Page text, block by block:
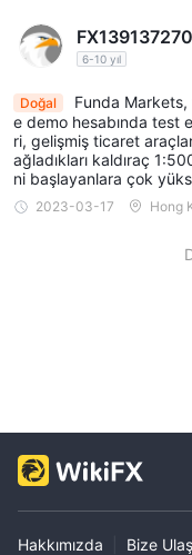
6-10 yıl
Doğal
Funda
e demo hesabında test
ri, gelişmiş ticaret
ağladıkları kaldıraç
ni başlayanlara çok
ez.
2023-03-17 Hong
Hakkımızda Bize